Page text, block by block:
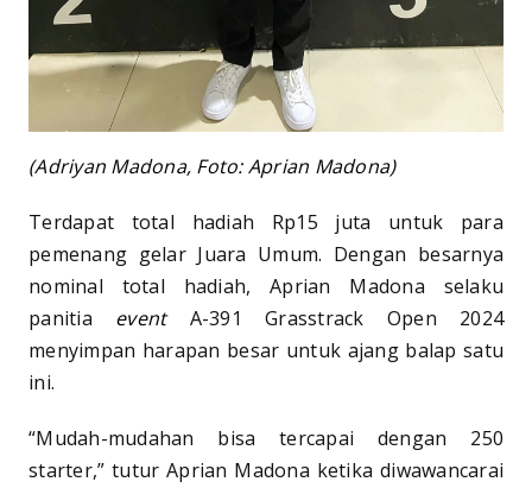
(Adriyan Madona, Foto: Aprian Madona)
Terdapat total hadiah Rp15 juta untuk para
pemenang gelar Juara Umum. Dengan besarnya
nominal total hadiah, Aprian Madona selaku
panitia event A-391 Grasstrack Open 2024
menyimpan harapan besar untuk ajang balap satu
ini.
“Mudah-mudahan bisa tercapai dengan 250
starter,” tutur Aprian Madona ketika diwawancarai